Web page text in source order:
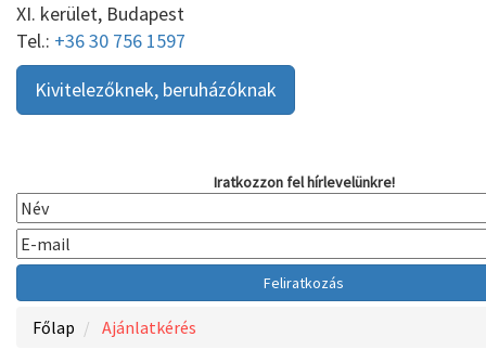
XI. kerület, Budapest
Tel.: +36 30 756 1597
Kivitelezőknek, beruházóknak
Iratkozzon fel hírlevelünkre!
Főlap Ajánlatkérés